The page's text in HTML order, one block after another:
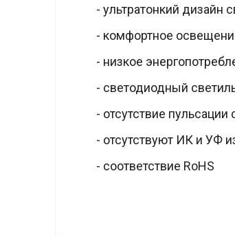
- ультратонкий дизайн
- комфортное
- низкое
- светодиодный
- отсутствие пульсации
- отсутствуют ИК и УФ
- соответствие RoHS